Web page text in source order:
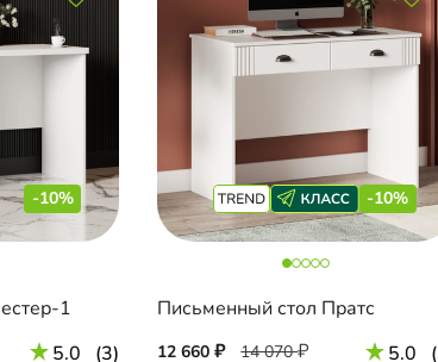
-10%
1
5.0 (3)
-10%
Письменный стол Пратс
12 660 14 070 5.0